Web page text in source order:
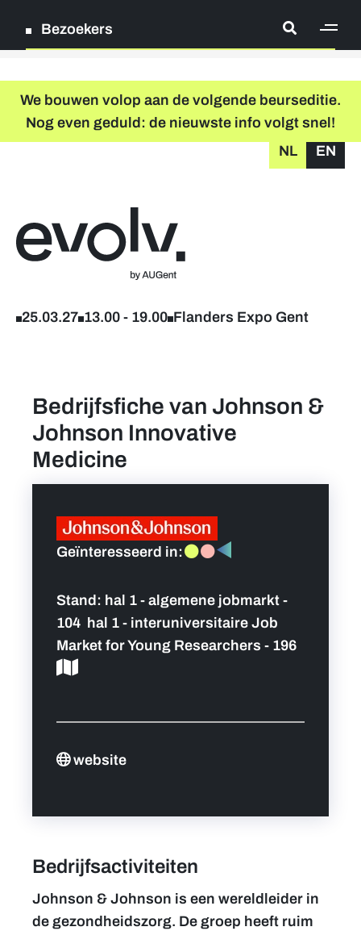
Bezoekers
Log in
Registreer
Deelnemende bedrijven
Verder studeren & levenslang leren
Vind een job
Praktische info bezoekers
Hoofdpartners
Contact
Foto's
We bouwen volop aan de volgende beurseditie.
Nog even geduld: de nieuwste info volgt snel!
NL
EN
25.03.27 13.00 - 19.00 Flanders Expo Gent
Bedrijfsfiche van Johnson &
Johnson Innovative
Medicine
Geïnteresseerd in:
Stand: hal 1 - algemene jobmarkt -
104 hal 1 - interuniversitaire Job
Market for Young Researchers - 196
website
Bedrijfsactiviteiten
Johnson & Johnson is een wereldleider in
de gezondheidszorg. De groep heeft ruim